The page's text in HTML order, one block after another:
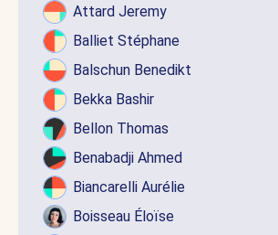
Attard Jeremy
Balliet Stéphane
Balschun Benedikt
Bekka Bashir
Bellon Thomas
Benabadji Ahmed
Biancarelli Aurélie
Boisseau Éloïse